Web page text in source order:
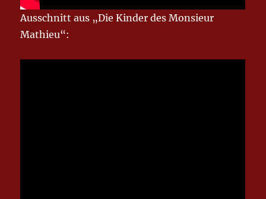
Ausschnitt aus „Die Kinder des Monsieur
Mathieu“: